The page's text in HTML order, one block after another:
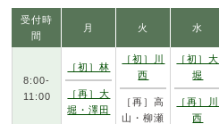
受付時
間
月 火 水
8:00-
11:00
［初］林
［再］大
堀・澤田
［初］川
西
［再］高
山・柳瀬
［初］大
堀
［再］川
西